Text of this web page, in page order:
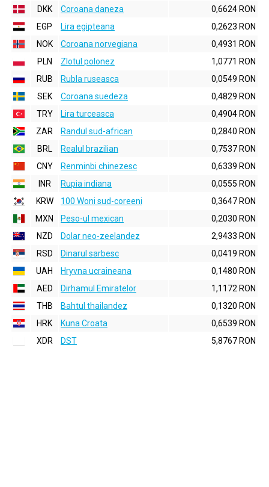
DKK
Coroana daneza
0,6624 RON
EGP
Lira egipteana
0,2623 RON
NOK
Coroana norvegiana
0,4931 RON
PLN
Zlotul polonez
1,0771 RON
RUB
Rubla ruseasca
0,0549 RON
SEK
Coroana suedeza
0,4829 RON
TRY
Lira turceasca
0,4904 RON
ZAR
Randul sud-african
0,2840 RON
BRL
Realul brazilian
0,7537 RON
CNY
Renminbi chinezesc
0,6339 RON
INR
Rupia indiana
0,0555 RON
KRW
100 Woni sud-coreeni
0,3647 RON
MXN
Peso-ul mexican
0,2030 RON
NZD
Dolar neo-zeelandez
2,9433 RON
RSD
Dinarul sarbesc
0,0419 RON
UAH
Hryvna ucraineana
0,1480 RON
AED
Dirhamul Emiratelor
1,1172 RON
THB
Bahtul thailandez
0,1320 RON
HRK
Kuna Croata
0,6539 RON
XDR
DST 5,8767 RON